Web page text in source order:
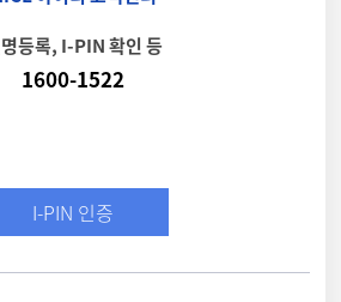
등록, I-PIN 확인 등
1600-1522
I-PIN 인증